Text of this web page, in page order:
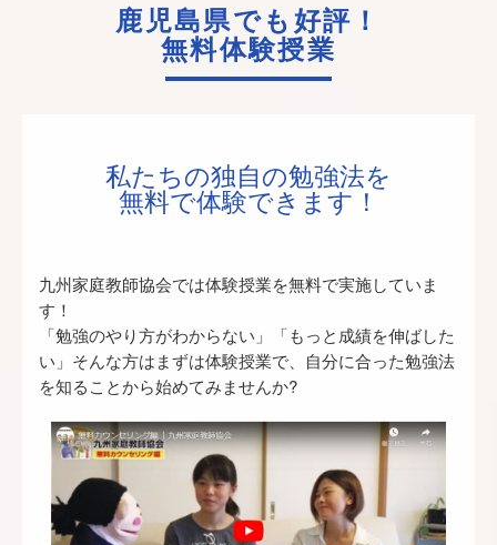
鹿児島県でも好評！
無料体験授業
私たちの独自の勉強法を
無料で体験できます！
九州家庭教師協会では体験授業を無料で実施していま
す！
「勉強のやり方がわからない」「もっと成績を伸ばした
い」そんな方はまずは体験授業で、自分に合った勉強法
を知ることから始めてみませんか?